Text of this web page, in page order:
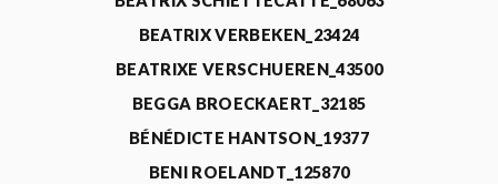
BEATRIX VERBEKEN_23424
BEATRIXE VERSCHUEREN_43500
BEGGA BROECKAERT_32185
BÉNÉDICTE HANTSON_19377
BENI ROELANDT_125870